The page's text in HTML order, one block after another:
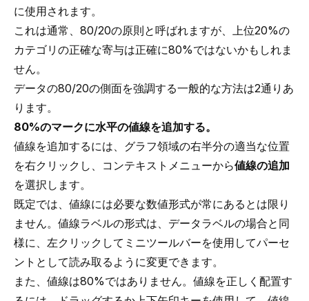
に使用されます。
これは通常、80/20の原則と呼ばれますが、上位20%の
カテゴリの正確な寄与は正確に80%ではないかもしれま
せん。
データの80/20の側面を強調する一般的な方法は2通りあ
ります。
80%のマークに水平の値線を追加する。
値線を追加するには、グラフ領域の右半分の適当な位置
を右クリックし、コンテキストメニューから値線の追加
を選択します。
既定では、値線には必要な数値形式が常にあるとは限り
ません。値線ラベルの形式は、データラベルの場合と同
様に、左クリックしてミニツールバーを使用してパーセ
ントとして読み取るように変更できます。
また、値線は80%ではありません。値線を正しく配置す